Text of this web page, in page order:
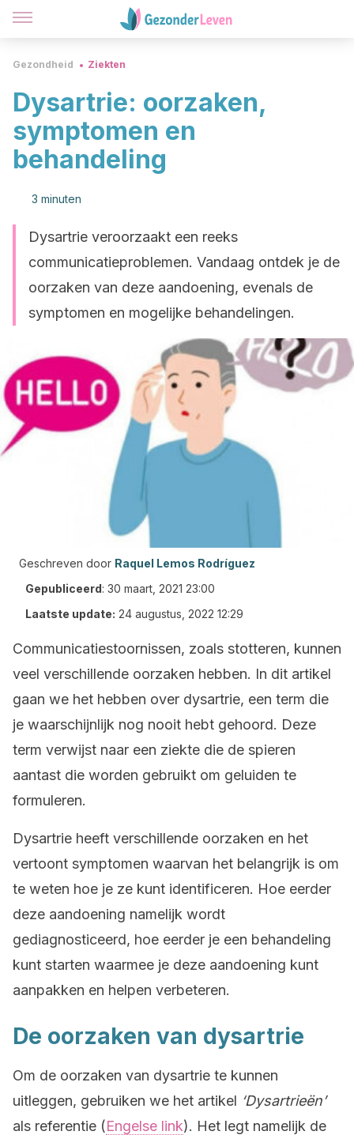
Gezondheid Ziekten
Dysartrie: oorzaken,
symptomen en
behandeling
3 minuten
Dysartrie veroorzaakt een reeks
communicatieproblemen. Vandaag ontdek je de
oorzaken van deze aandoening, evenals de
symptomen en mogelijke behandelingen.
Geschreven door Raquel Lemos Rodríguez
Gepubliceerd: 30 maart, 2021 23:00
Laatste update: 24 augustus, 2022 12:29
Communicatiestoornissen, zoals stotteren, kunnen
veel verschillende oorzaken hebben. In dit artikel
gaan we het hebben over dysartrie, een term die
je waarschijnlijk nog nooit hebt gehoord. Deze
term verwijst naar een ziekte die de spieren
aantast die worden gebruikt om geluiden te
formuleren.
Dysartrie heeft verschillende oorzaken en het
vertoont symptomen waarvan het belangrijk is om
te weten hoe je ze kunt identificeren. Hoe eerder
deze aandoening namelijk wordt
gediagnosticeerd, hoe eerder je een behandeling
kunt starten waarmee je deze aandoening kunt
aanpakken en helpen verbeteren.
De oorzaken van dysartrie
Om de oorzaken van dysartrie te kunnen
uitleggen, gebruiken we het artikel ‘Dysartrieën’
als referentie (Engelse link). Het legt namelijk de